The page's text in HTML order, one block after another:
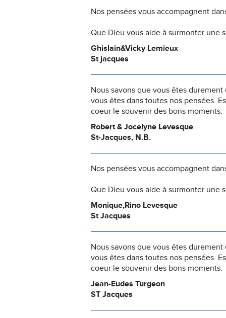
Nos pensées vous accompagnent
Que Dieu vous aide à surmonter une
Ghislain&Vicky Lemieux
St jacques
Nous savons que vous êtes
vous êtes dans toutes nos pensées.
coeur le souvenir des bons moments.
Robert & Jocelyne Levesque
St-Jacques, N.B.
Nos pensées vous accompagnent
Que Dieu vous aide à surmonter une
Monique,Rino Levesque
St Jacques
Nous savons que vous êtes
vous êtes dans toutes nos pensées.
coeur le souvenir des bons moments.
Jean-Eudes Turgeon
ST Jacques